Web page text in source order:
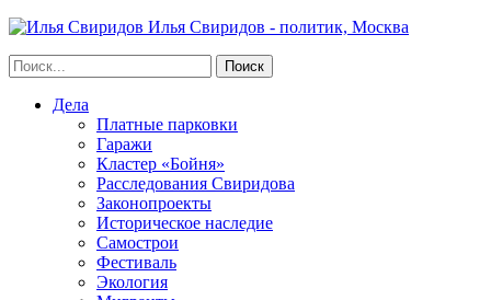
Илья Свиридов - политик, Москва
Дела
Платные парковки
Гаражи
Кластер «Бойня»
Расследования Свиридова
Законопроекты
Историческое наследие
Самострои
Фестиваль
Экология